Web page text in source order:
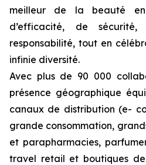
meilleur de la beauté
d’efficacité, de
responsabilité, tout en
infinie diversité.
Avec plus de 90 000
présence géographique
canaux de distribution (e-
grande consommation,
et parapharmacies,
travel retail et boutiques